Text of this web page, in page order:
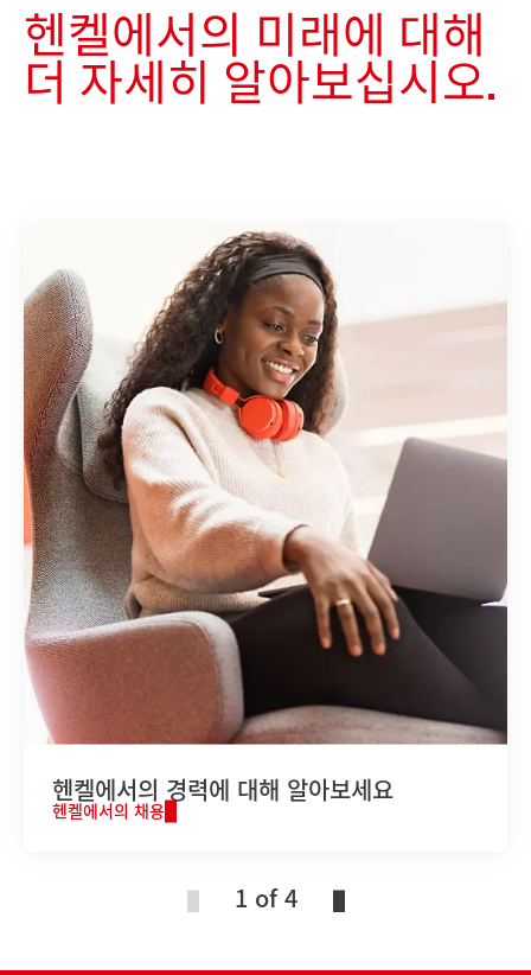
헨켈에서의 미래에 대해
더 자세히 알아보십시오.
헨켈에서의 경력에 대해 알아보세요
헨켈에서의 채용
1 of 4